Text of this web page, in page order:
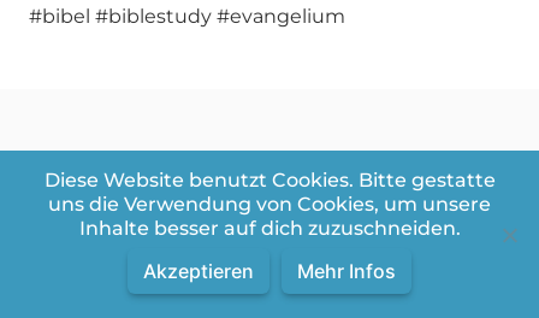
#bibel #biblestudy #evangelium
Weitere Videos aus der Playlist:
Online – Bible Study – Johannes
Evangelium
Videos in dieser Playlist
Diese Website benutzt Cookies. Bitte gestatte
uns die Verwendung von Cookies, um unsere
Inhalte besser auf dich zuzuschneiden.
Akzeptieren Mehr Infos